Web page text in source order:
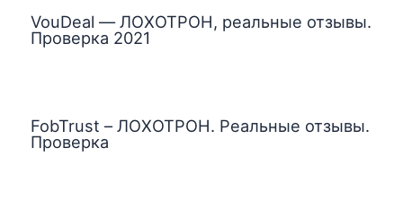
VouDeal — ЛОХОТРОН, реальные отзывы.
Проверка 2021
FobTrust – ЛОХОТРОН. Реальные отзывы.
Проверка